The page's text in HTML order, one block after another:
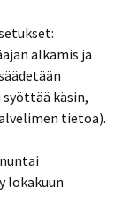
alkamis ja
syöttää käsin,
tietoa).
lokakuun